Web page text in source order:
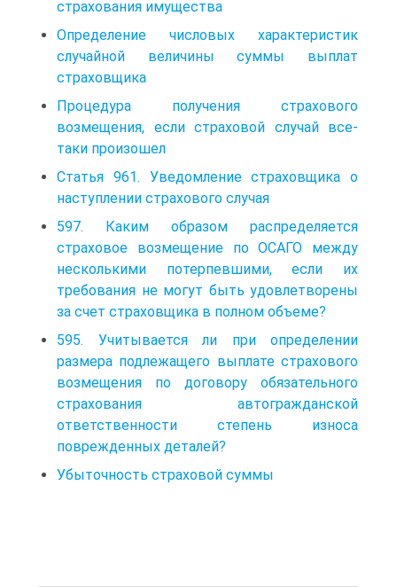
страхования имущества
Определение числовых характеристик
случайной величины суммы выплат
страховщика
Процедура получения страхового
возмещения, если страховой случай все-
таки произошел
Статья 961. Уведомление страховщика о
наступлении страхового случая
597. Каким образом распределяется
страховое возмещение по ОСАГО между
несколькими потерпевшими, если их
требования не могут быть удовлетворены
за счет страховщика в полном объеме?
595. Учитывается ли при определении
размера подлежащего выплате страхового
возмещения по договору обязательного
страхования автогражданской
ответственности степень износа
поврежденных деталей?
Убыточность страховой суммы